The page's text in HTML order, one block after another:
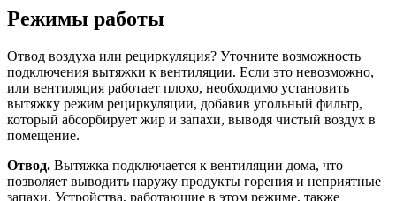
Режимы работы
Отвод воздуха или рециркуляция? Уточните возможность
подключения вытяжки к вентиляции. Если это невозможно,
или вентиляция работает плохо, необходимо установить
вытяжку режим рециркуляции, добавив угольный фильтр,
который абсорбирует жир и запахи, выводя чистый воздух в
помещение.
Отвод. Вытяжка подключается к вентиляции дома, что
позволяет выводить наружу продукты горения и неприятные
запахи. Устройства, работающие в этом режиме, также